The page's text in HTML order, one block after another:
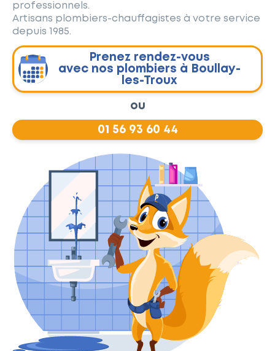
professionnels.
Artisans plombiers-chauffagistes à votre service
depuis 1985.
Prenez rendez-vous
avec nos plombiers à Boullay-
les-Troux
ou
01 56 93 60 44